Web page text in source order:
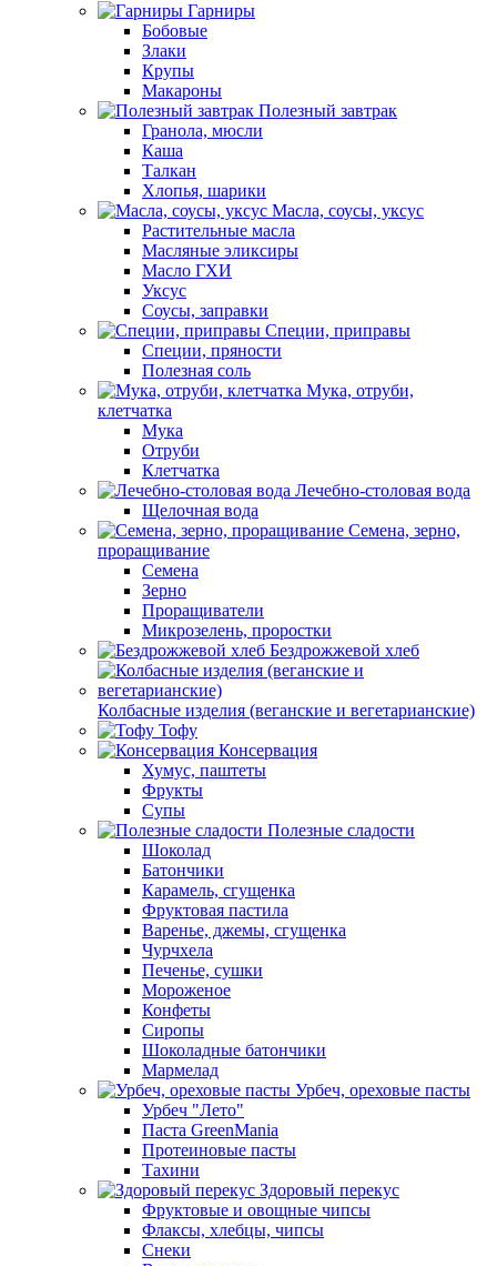
Гарниры
Бобовые
Злаки
Крупы
Макароны
Полезный завтрак
Гранола, мюсли
Каша
Талкан
Хлопья, шарики
Масла, соусы, уксус
Растительные масла
Масляные эликсиры
Масло ГХИ
Уксус
Соусы, заправки
Специи, приправы
Специи, пряности
Полезная соль
Мука, отруби,
клетчатка
Мука
Отруби
Клетчатка
Лечебно-столовая вода
Щелочная вода
Семена, зерно,
проращивание
Семена
Зерно
Проращиватели
Микрозелень, проростки
Бездрожжевой хлеб
Колбасные изделия (веганские и вегетарианские)
Тофу
Консервация
Хумус, паштеты
Фрукты
Супы
Полезные сладости
Шоколад
Батончики
Карамель, сгущенка
Фруктовая пастила
Варенье, джемы, сгущенка
Чурчхела
Печенье, сушки
Мороженое
Конфеты
Сиропы
Шоколадные батончики
Мармелад
Урбеч, ореховые пасты
Урбеч "Лето"
Паста GreenMania
Протеиновые пасты
Тахини
Здоровый перекус
Фруктовые и овощные чипсы
Флаксы, хлебцы, чипсы
Снеки